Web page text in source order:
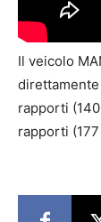
Il veicolo
direttamente
rapporti
rapporti